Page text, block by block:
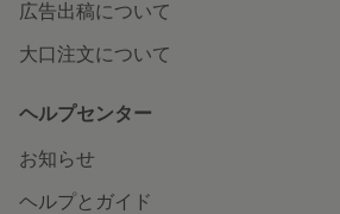
広告出稿について
大口注文について
ヘルプセンター
お知らせ
ヘルプとガイド